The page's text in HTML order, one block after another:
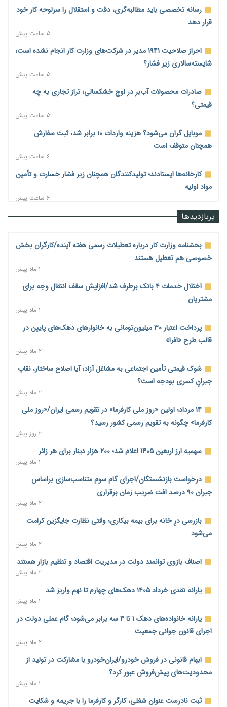
رسانه تخصصی باید مطالبه‌گری، دقت و استقلال را سرلوحه کار خود
قرار دهد
۵ ساعت پیش
احراز صلاحیت ۱۹۴۱ مدیر در شرکت‌های وزارت کار انجام نشده است؛
شایسته‌سالاری زیر فشار؟
۵ ساعت پیش
صادرات محصولات آب‌بر در اوج خشکسالی؛ تراز تجاری به چه
قیمتی؟
۵ ساعت پیش
موبایل گران می‌شود؟ هزینه واردات ۱۰ برابر شد، ثبت سفارش
همچنان متوقف است
۶ ساعت پیش
کارخانه‌ها ایستادند؛ تولیدکنندگان همچنان زیر فشار خسارت و تأمین
مواد اولیه
۶ ساعت پیش
قیمت مسکن در دست سازنده‌های خرد؛ چگونه «عددسازی» بازار
منابع صندوق ملی مسکن به متقاضیان رسید؛ اولویت با پروژه‌های
هشدار درباره آینده صندوق‌های بازنشستگی؛ اعتماد بیمه‌پردازان را
ترمیم مزد در راه است؟ تأکید بر افزایش مزد پایه و شفافیت سبد
وام بدون رتبه اعتباری؛ صندوق کارآفرینی امید از حمایت متفاوت
ناترازی برق ۳۰ درصد کاهش یافت؛ وعده وزارت نیرو برای رفع
محدودیت صنایع
۷ ساعت پیش
ورود بخش خصوصی به حکمرانی اشتغال؛ «یاوران پیشرفت»
امسال گسترده‌تر می‌شود
۸ ساعت پیش
مطالبه کارگران جنوب برای پرداخت «حق جنگ»؛ از نفت و گاز تا
شبکه برق
۸ ساعت پیش
حساب‌های شرکت ملی نفت در بانک صنعت و معدن مسدود شد؛
بدهی یک میلیارد دلاری
درآمد کارگزاری‌ها چقدر است؟ کانون کارگزاران اعداد منتشرشده در
فضای مجازی را تکذیب کرد
بیکاری ۷ درصدی روی کاغذ؛ آیا در واقعیت هم این چنین است؟
روز خبرنگار؛ مطالبه‌ای فراتر از تبریک برای پاسداشت حقیقت و
پربازدیدها
بخشنامه وزارت کار درباره تعطیلات رسمی هفته آینده/کارگران بخش
خصوصی هم تعطیل هستند
۱ ماه پیش
اختلال خدمات ۴ بانک برطرف شد/افزایش سقف انتقال وجه برای
مشتریان
۱ ماه پیش
پرداخت اعتبار ۳۰ میلیون‌تومانی به خانوارهای دهک‌های پایین در
قالب طرح «افرا»
۲ ماه پیش
شوک قیمتی تأمین اجتماعی به مشاغل آزاد؛ آیا اصلاح ساختار، نقابِ
جبرانِ کسری بودجه است؟
۲ ماه پیش
۱۴ مرداد؛ اولین «روز ملی کارفرما» در تقویم رسمی ایران/«روز ملی
کارفرما» چگونه به تقویم رسمی کشور رسید؟
۳ روز پیش
سهمیه ارز اربعین ۱۴۰۵ اعلام شد؛ ۲۰۰ هزار دینار برای هر زائر
۱ ماه پیش
درخواست بازنشستگان/اجرای گام سوم متناسب‌سازی براساس
جبران ۹۰ درصد افت ضریب زمان برقراری
۲ ماه پیش
بازرسی درِ خانه برای بیمه بیکاری؛ وقتی نظارت جایگزین کرامت
می‌شود
۲ ماه پیش
اصناف بازوی توانمند دولت در مدیریت اقتصاد و تنظیم بازار هستند
۲ ماه پیش
یارانه نقدی خرداد ۱۴۰۵ دهک‌های چهارم تا نهم واریز شد
۱ ماه پیش
یارانه خانواده‌های دهک ۱ تا ۴ سه برابر می‌شود؛ گام عملی دولت در
اجرای قانون جوانی جمعیت
۲ ماه پیش
ابهام قانونی در فروش خودرو/ایران‌خودرو با مشارکت در تولید از
محدودیت‌های پیش‌فروش عبور کرد؟
۱ ماه پیش
ثبت نادرست عنوان شغلی، کارگر و کارفرما را با جریمه و شکایت